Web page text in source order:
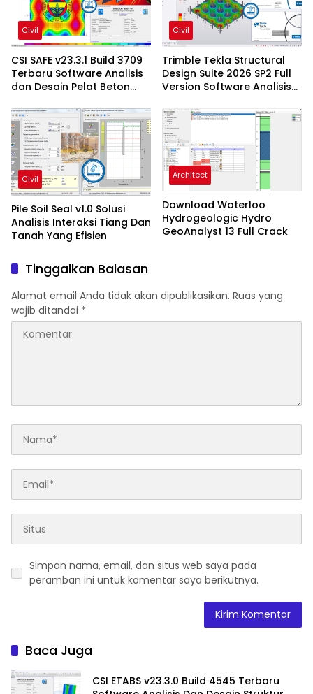
Civil
CSI SAFE v23.3.1 Build 3709
Terbaru Software Analisis
dan Desain Pelat Beton
Civil
Trimble Tekla Structural
Design Suite 2026 SP2 Full
Version Software Analisis
Civil
Pile Soil Seal v1.0 Solusi
Analisis Interaksi Tiang Dan
Tanah Yang Efisien
Architect
Download Waterloo
Hydrogeologic Hydro
GeoAnalyst 13 Full Crack
Tinggalkan Balasan
Alamat email Anda tidak akan dipublikasikan. Ruas yang
wajib ditandai *
Simpan nama, email, dan situs web saya pada
peramban ini untuk komentar saya berikutnya.
Baca Juga
CSI ETABS v23.3.0 Build 4545 Terbaru